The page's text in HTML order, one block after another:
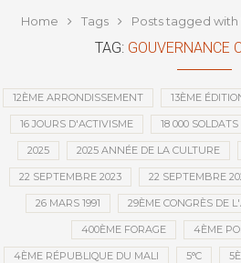
Home Tags Posts tagged
TAG: GOUVERNANCE
12ÈME ARRONDISSEMENT 13ÈME
16 JOURS D'ACTIVISME 18 000 SOLDATS
2025 2025 ANNÉE DE LA CULTURE
22 SEPTEMBRE 2023 22 SEPTEMBRE
26 MARS 1991 29ÈME CONGRÈS DE
400ÈME FORAGE 4ÈME
4ÈME RÉPUBLIQUE DU MALI 5°C